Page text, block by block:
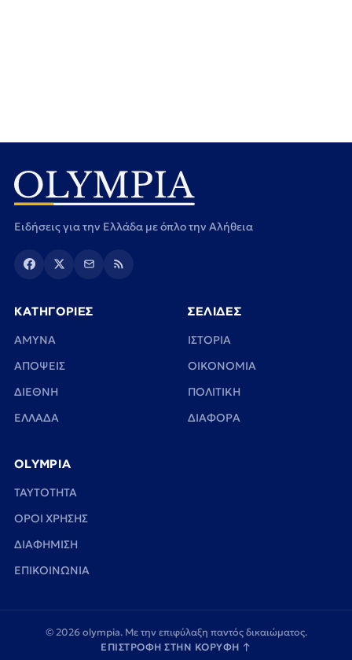
Ειδήσεις για την Ελλάδα με όπλο την Αλήθεια
ΚΑΤΗΓΟΡΙΕΣ
ΑΜΥΝΑ
ΑΠΟΨΕΙΣ
ΔΙΕΘΝΗ
ΕΛΛΑΔΑ
ΣΕΛΙΔΕΣ
ΙΣΤΟΡΙΑ
ΟΙΚΟΝΟΜΙΑ
ΠΟΛΙΤΙΚΗ
ΔΙΑΦΟΡΑ
OLYMPIA
TAYTOTHTA
ΟΡΟΙ ΧΡΗΣΗΣ
ΔΙΑΦΗΜΙΣΗ
ΕΠΙΚΟΙΝΩΝΙΑ
© 2026 olympia. Με την επιφύλαξη παντός δικαιώματος.
ΕΠΙΣΤΡΟΦΗ ΣΤΗΝ ΚΟΡΥΦΗ ↑